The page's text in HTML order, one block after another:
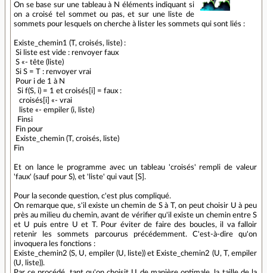
On se base sur une tableau à N éléments indiquant si
on a croisé tel sommet ou pas, et sur une liste de
sommets pour lesquels on cherche à lister les sommets qui sont liés :
Existe_chemin1 (T, croisés, liste) :
Si liste est vide : renvoyer faux
S «- tête (liste)
Si S = T : renvoyer vrai
Pour i de 1 à N
Si f(S, i) = 1 et croisés[i] = faux :
croisés[i] «- vrai
liste «- empiler (i, liste)
Finsi
Fin pour
Existe_chemin (T, croisés, liste)
Fin
Et on lance le programme avec un tableau 'croisés' rempli de valeur
'faux' (sauf pour S), et 'liste' qui vaut [S].
Pour la seconde question, c'est plus compliqué.
On remarque que, s'il existe un chemin de S à T, on peut choisir U à peu
près au milieu du chemin, avant de vérifier qu'il existe un chemin entre S
et U puis entre U et T. Pour éviter de faire des boucles, il va falloir
retenir les sommets parcourus précédemment. C'est-à-dire qu'on
invoquera les fonctions :
Existe_chemin2 (S, U, empiler (U, liste)) et Existe_chemin2 (U, T, empiler
(U, liste)).